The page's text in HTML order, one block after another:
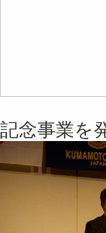
記念事業を